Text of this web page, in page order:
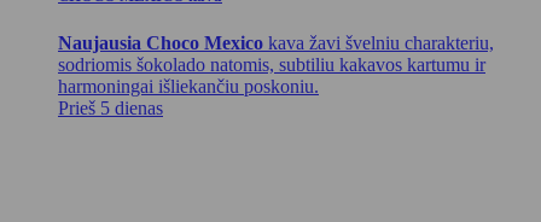
Naujausia Choco Mexico kava žavi švelniu charakteriu,
sodriomis šokolado natomis, subtiliu kakavos kartumu ir
harmoningai išliekančiu poskoniu.
Prieš 5 dienas